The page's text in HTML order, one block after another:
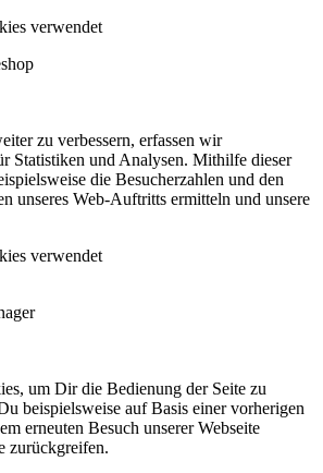
verwendet
zu verbessern, erfassen wir
Statistiken und Analysen. Mithilfe dieser
die Besucherzahlen und den
unseres Web-Auftritts ermitteln und unsere
verwendet
um Dir die Bedienung der Seite zu
beispielsweise auf Basis einer vorherigen
erneuten Besuch unserer Webseite
zurückgreifen.